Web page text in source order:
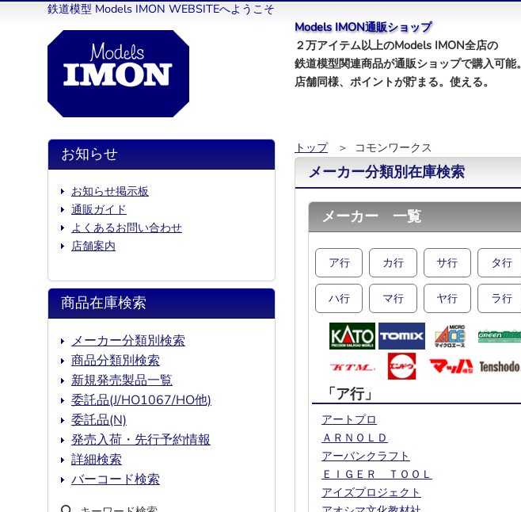
鉄道模型 Models IMON WEBSITEへようこそ
Models IMON通販ショップ
２万アイテム以上のModels IMON全店の
鉄道模型関連商品が通販ショップで購入可能。
店舗同様、ポイントが貯まる。使える。
トップ ＞ コモンワークス
メーカー分類別在庫検索
メーカー 一覧
ア行 カ行 サ行 タ行
ハ行 マ行 ヤ行 ラ行
「ア行」
アートプロ
ＡＲＮＯＬＤ
アーバンクラフト
ＥＩＧＥＲ ＴＯＯＬ
アイズプロジェクト
お知らせ
お知らせ掲示板
通販ガイド
よくあるお問い合わせ
店舗案内
商品在庫検索
メーカー分類別検索
商品分類別検索
新規発売製品一覧
委託品(J/HO1067/HO他)
委託品(N)
発売入荷・先行予約情報
詳細検索
バーコード検索